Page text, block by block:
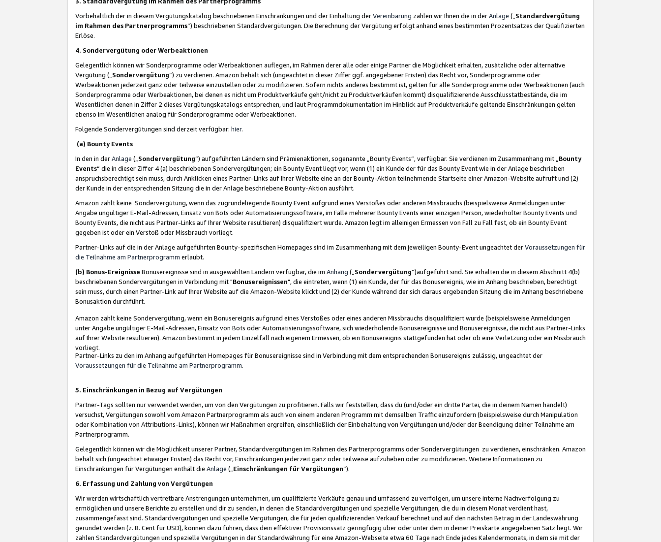
Vorbehaltlich der in diesem Vergütungskatalog beschriebenen Einschränkungen und der Einhaltung derVereinbarung zahlen wir Ihnen die in derAnlage („ Standardvergütung
im Rahmen des Partnerprogramms“) beschriebenen Standardvergütungen. Die Berechnung der Vergütung erfolgt anhand eines bestimmten Prozentsatzes der Qualifizierten
Erlöse.
4. Sondervergütung oder Werbeaktionen
Gelegentlich können wir Sonderprogramme oder Werbeaktionen auflegen, im Rahmen derer alle oder einige Partner die Möglichkeit erhalten, zusätzliche oder alternative
Vergütung („ Sondervergütung”) zu verdienen. Amazon behält sich (ungeachtet in dieser Ziffer ggf. angegebener Fristen) das Recht vor, Sonderprogramme oder
Werbeaktionen jederzeit ganz oder teilweise einzustellen oder zu modifizieren. Sofern nichts anderes bestimmt ist, gelten für alle Sonderprogramme oder Werbeaktionen (auch
Sonderprogramme oder Werbeaktionen, bei denen es nicht um Produktverkäufe geht/nicht zu Produktverkäufen kommt) disqualifizierende Ausschlusstatbestände, die im
Wesentlichen denen in Ziffer 2 dieses Vergütungskatalogs entsprechen, und laut Programmdokumentation im Hinblick auf Produktverkäufe geltende Einschränkungen gelten
ebenso im Wesentlichen analog für Sonderprogramme oder Werbeaktionen.
Folgende Sondervergütungen sind derzeit verfügbar: hier.
(a) Bounty Events
In den in derAnlage („ Sondervergütung“) aufgeführten Ländern sind Prämienaktionen, sogenannte „Bounty Events“, verfügbar. Sie verdienen im Zusammenhang mit „ Bounty
Events“ die in dieser Ziffer 4 (a) beschriebenen Sondervergütungen; ein Bounty Event liegt vor, wenn (1) ein Kunde der für das Bounty Event wie in der Anlage beschrieben
anspruchsberechtigt sein muss, durch Anklicken eines Partner-Links auf Ihrer Website eine an der Bounty-Aktion teilnehmende Startseite einer Amazon-Website aufruft und (2)
der Kunde in der entsprechenden Sitzung die in der Anlage beschriebene Bounty-Aktion ausführt.
Amazon zahlt keine Sondervergütung, wenn das zugrundeliegende Bounty Event aufgrund eines Verstoßes oder anderen Missbrauchs (beispielsweise Anmeldungen unter
Angabe ungültiger E-Mail-Adressen, Einsatz von Bots oder Automatisierungssoftware, im Falle mehrerer Bounty Events einer einzigen Person, wiederholter Bounty Events und
Bounty Events, die nicht aus Partner-Links auf Ihrer Website resultieren) disqualifiziert wurde. Amazon legt im alleinigen Ermessen von Fall zu Fall fest, ob ein Bounty Event
gegeben ist oder ein Verstoß oder Missbrauch vorliegt.
Partner-Links auf die in der Anlage aufgeführten Bounty-spezifischen Homepages sind im Zusammenhang mit dem jeweiligen Bounty-Event ungeachtet derVoraussetzungen für
die Teilnahme am Partnerprogramm erlaubt.
(b) Bonus-Ereignisse Bonusereignisse sind in ausgewählten Ländern verfügbar, die im Anhang („ Sondervergütung“)aufgeführt sind. Sie erhalten die in diesem Abschnitt 4(b)
beschriebenen Sondervergütungen in Verbindung mit "Bonusereignissen", die eintreten, wenn (1) ein Kunde, der für das Bonusereignis, wie im Anhang beschrieben, berechtigt
sein muss, durch einen Partner-Link auf Ihrer Website auf die Amazon-Website klickt und (2) der Kunde während der sich daraus ergebenden Sitzung die im Anhang beschriebene
Bonusaktion durchführt.
Amazon zahlt keine Sondervergütung, wenn ein Bonusereignis aufgrund eines Verstoßes oder eines anderen Missbrauchs disqualifiziert wurde (beispielsweise Anmeldungen
unter Angabe ungültiger E-Mail-Adressen, Einsatz von Bots oder Automatisierungssoftware, sich wiederholende Bonusereignisse und Bonusereignisse, die nicht aus Partner-Links
auf Ihrer Website resultieren). Amazon bestimmt in jedem Einzelfall nach eigenem Ermessen, ob ein Bonusereignis stattgefunden hat oder ob eine Verletzung oder ein Missbrauch
vorliegt.
Partner-Links zu den im Anhang aufgeführten Homepages für Bonusereignisse sind in Verbindung mit dem entsprechenden Bonusereignis zulässig, ungeachtet der
Voraussetzungen für die Teilnahme am Partnerprogramm.
5. Einschränkungen in Bezug auf Vergütungen
Partner-Tags sollten nur verwendet werden, um von den Vergütungen zu profitieren. Falls wir feststellen, dass du (und/oder ein dritte Partei, die in deinem Namen handelt)
versuchst, Vergütungen sowohl vom Amazon Partnerprogramm als auch von einem anderen Programm mit demselben Traffic einzufordern (beispielsweise durch Manipulation
oder Kombination von Attributions-Links), können wir Maßnahmen ergreifen, einschließlich der Einbehaltung von Vergütungen und/oder der Beendigung deiner Teilnahme am
Partnerprogramm.
Gelegentlich können wir die Möglichkeit unserer Partner, Standardvergütungen im Rahmen des Partnerprogramms oder Sondervergütungen zu verdienen, einschränken. Amazon
behält sich (ungeachtet etwaiger Fristen) das Recht vor, Einschränkungen jederzeit ganz oder teilweise aufzuheben oder zu modifizieren. Weitere Informationen zu
Einschränkungen für Vergütungen enthält die Anlage („ Einschränkungen für Vergütungen“).
6. Erfassung und Zahlung von Vergütungen
Wir werden wirtschaftlich vertretbare Anstrengungen unternehmen, um qualifizierte Verkäufe genau und umfassend zu verfolgen, um unsere interne Nachverfolgung zu
ermöglichen und unsere Berichte zu erstellen und dir zu senden, in denen die Standardvergütungen und spezielle Vergütungen, die du in diesem Monat verdient hast,
zusammengefasst sind. Standardvergütungen und spezielle Vergütungen, die für jeden qualifizierenden Verkauf berechnet und auf den nächsten Betrag in der Landeswährung
gerundet werden (z. B. Cent für USD), können dazu führen, dass dein effektiver Provisionssatz geringfügig über oder unter dem in deiner Preiskarte angegebenen Satz liegt. Wir
zahlen Standardvergütungen und spezielle Vergütungen in der Standardwährung für eine Amazon-Webseite etwa 60 Tage nach Ende jedes Kalendermonats, in dem sie mit der